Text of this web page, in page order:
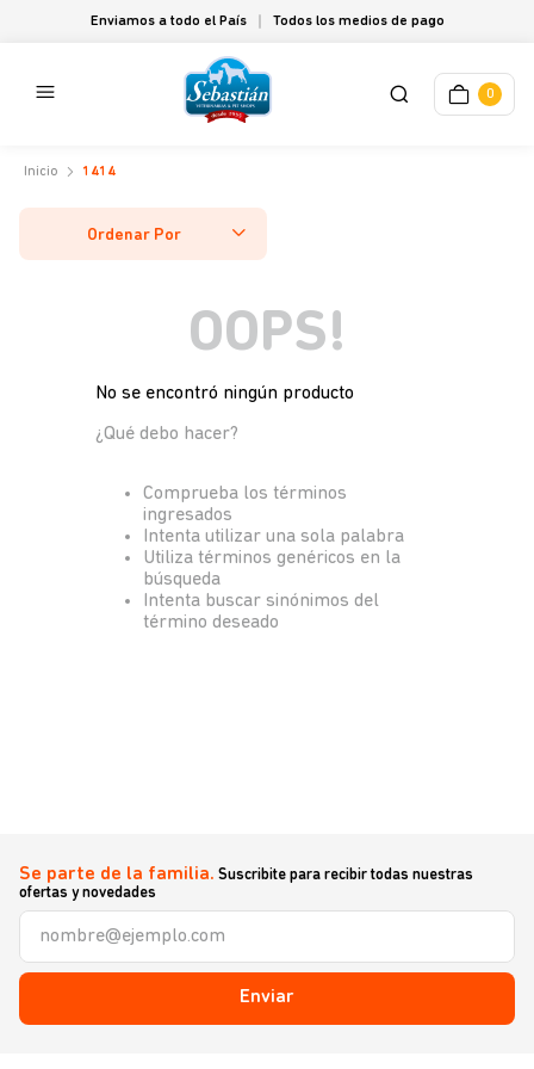
Enviamos a todo el País Todos los medios de pago
0
1414
Ordenar Por
OOPS!
No se encontró ningún producto
¿Qué debo hacer?
Comprueba los términos
ingresados
Intenta utilizar una sola palabra
Utiliza términos genéricos en la
búsqueda
Intenta buscar sinónimos del
término deseado
Se parte de la familia. Suscribite para recibir todas nuestras
ofertas y novedades
Enviar